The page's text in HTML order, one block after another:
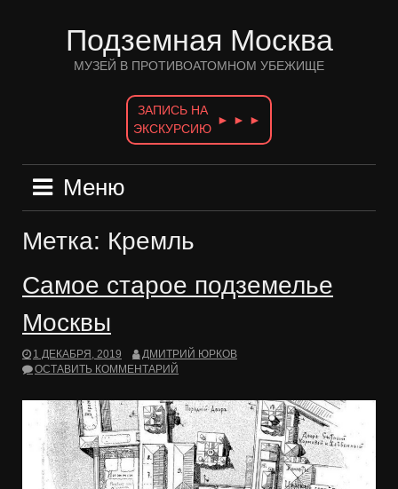
Подземная Москва
МУЗЕЙ В ПРОТИВОАТОМНОМ УБЕЖИЩЕ
ЗАПИСЬ НА
ЭКСКУРСИЮ
► ► ►
Меню
Метка: Кремль
Самое старое подземелье
Москвы
1 ДЕКАБРЯ, 2019
ДМИТРИЙ ЮРКОВ
ОСТАВИТЬ КОММЕНТАРИЙ